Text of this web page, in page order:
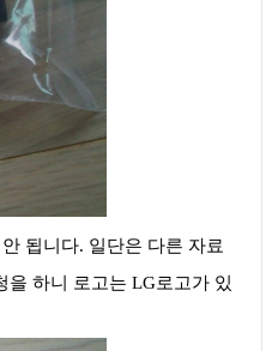
됩니다. 일단은 다른 자료
을 하니 로고는 LG로고가 있